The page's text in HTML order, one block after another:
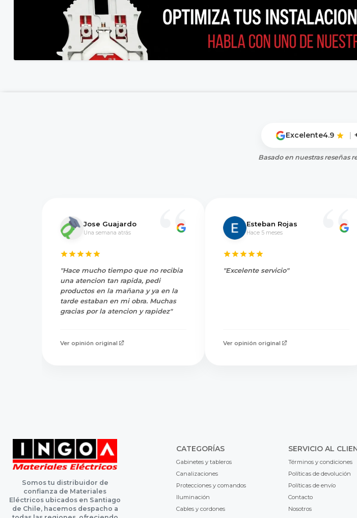
Excelente4.9 |
Basado en nuestras reseñas
Jose Guajardo
Una semana atrás
"Hace mucho tiempo que no recibia
una atencion tan rapida, pedi
productos en la mañana y ya en la
tarde estaban en mi obra. Muchas
gracias por la atencion y rapidez"
Ver opinión original
Esteban Rojas
Hace 5 meses
"Excelente servicio"
Ver opinión original
Somos tu distribuidor de
confianza de Materiales
Eléctricos ubicados en Santiago
de Chile, hacemos despacho a
CATEGORÍAS
Gabinetes y tableros
Canalizaciones
Protecciones y comandos
Iluminación
Cables y cordones
SERVICIO AL
Términos y condiciones
Políticas de devolución
Políticas de envío
Contacto
Nosotros